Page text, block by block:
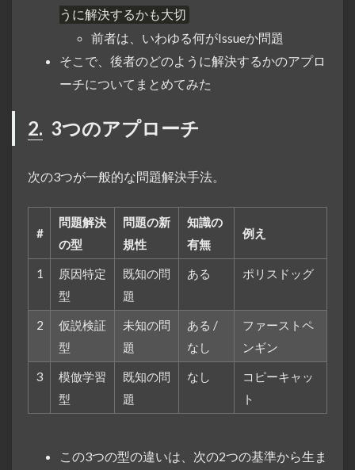
うに解決するかも大切
前者は、いわゆる何がIssueか問題
そこで、後者のどのように解決するかのアプロ
ーチについてまとめてみた
2. 3つのアプローチ
次の3つが一般的な問題解決手法。
#
問題解決
の型
問題の新
規性
知識の
有無
例え
1
原因特定
型
既知の問
題
ある ポリスドッグ
2
仮説検証
型
未知の問
題
ある /
なし
ファーストペ
ンギン
3
模倣学習
型
既知の問
題
なし
コピーキャッ
ト
この3つの型の違いは、次の2つの基準から生ま